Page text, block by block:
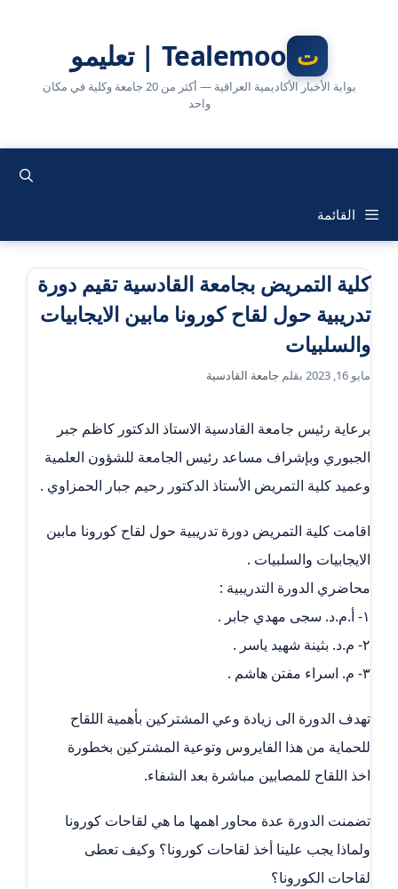
Tealemoo | تعليمو
بوابة الأخبار الأكاديمية العراقية — أكثر من 20 جامعة وكلية في مكان
واحد
القائمة
كلية التمريض بجامعة القادسية تقيم دورة
تدريبية حول لقاح كورونا مابين الايجابيات
والسلبيات
مايو 16, 2023 بقلم جامعة القادسية
برعاية رئيس جامعة القادسية الاستاذ الدكتور كاظم جبر
الجبوري وبإشراف مساعد رئيس الجامعة للشؤون العلمية
وعميد كلية التمريض الأستاذ الدكتور رحيم جبار الحمزاوي .
اقامت كلية التمريض دورة تدريبية حول لقاح كورونا مابين
الايجابيات والسلبيات .
محاضري الدورة التدريبية :
١- أ.م.د. سجى مهدي جابر .
٢- م.د. بثينة شهيد ياسر .
٣- م. اسراء مفتن هاشم .
تهدف الدورة الى زيادة وعي المشتركين بأهمية اللقاح
للحماية من هذا الفايروس وتوعية المشتركين بخطورة
اخذ اللقاح للمصابين مباشرة بعد الشفاء.
تضمنت الدورة عدة محاور اهمها ما هي لقاحات كورونا
ولماذا يجب علينا أخذ لقاحات كورونا؟ وكيف تعطى
لقاحات الكورونا؟